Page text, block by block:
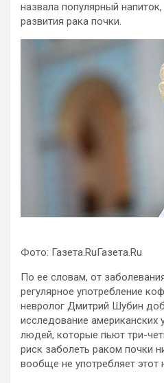
назвала популярный
развития рака почки.
Фото: Газета.RuГазета.Ru
По ее словам, от
регулярное употребление
невролог Дмитрий Шубин
исследование американских
людей, которые пьют три-
риск заболеть раком почки
вообще не употребляет этот